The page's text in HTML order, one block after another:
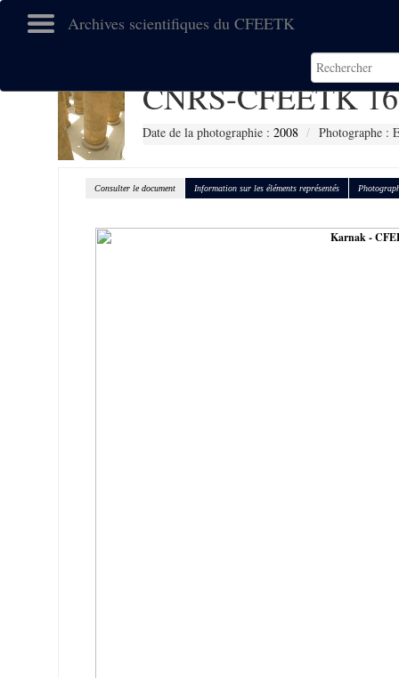
Archives scientifiques du CFEETK
CNRS-CFEETK
Date de la photographie : 2008 Photographe :
Consulter le document Information sur les éléments représentés